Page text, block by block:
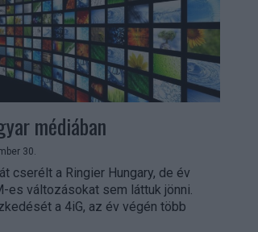
médiában
30.
cserélt a Ringier Hungary, de év
es változásokat sem láttuk jönni.
a 4iG, az év végén több